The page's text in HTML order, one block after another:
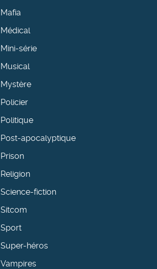
Mafia
Médical
Mini-série
Musical
Mystère
Policier
Politique
Post-apocalyptique
Prison
Religion
Science-fiction
Sitcom
Sport
Super-héros
Vampires